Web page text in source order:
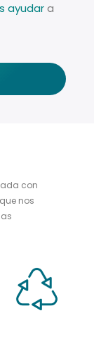
ayudara
con
nos